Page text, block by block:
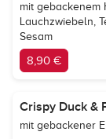
mit gebackenem
Lauchzwiebeln,
Sesam
8,90 €
Crispy Duck &
mit gebackener